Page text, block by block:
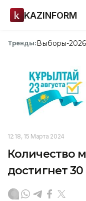
KAZINFORM
Тренды:Выборы-2026
12:18, 15 Марта 2024
Количество
достигнет